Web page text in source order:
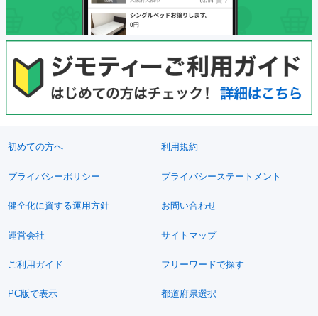
初めての方へ 利用規約
プライバシーポリシー プライバシーステートメント
健全化に資する運用方針 お問い合わせ
運営会社 サイトマップ
ご利用ガイド フリーワードで探す
PC版で表示 都道府県選択